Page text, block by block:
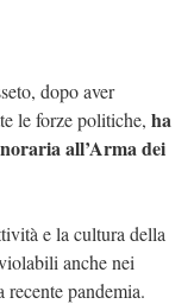
dopo aver
le forze politiche, ha
all’Arma dei
e la cultura della
anche nei
pandemia.